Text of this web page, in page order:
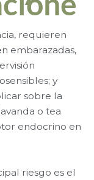
requieren
embarazadas,
y
sobre la
o tea
endocrino en
riesgo es el